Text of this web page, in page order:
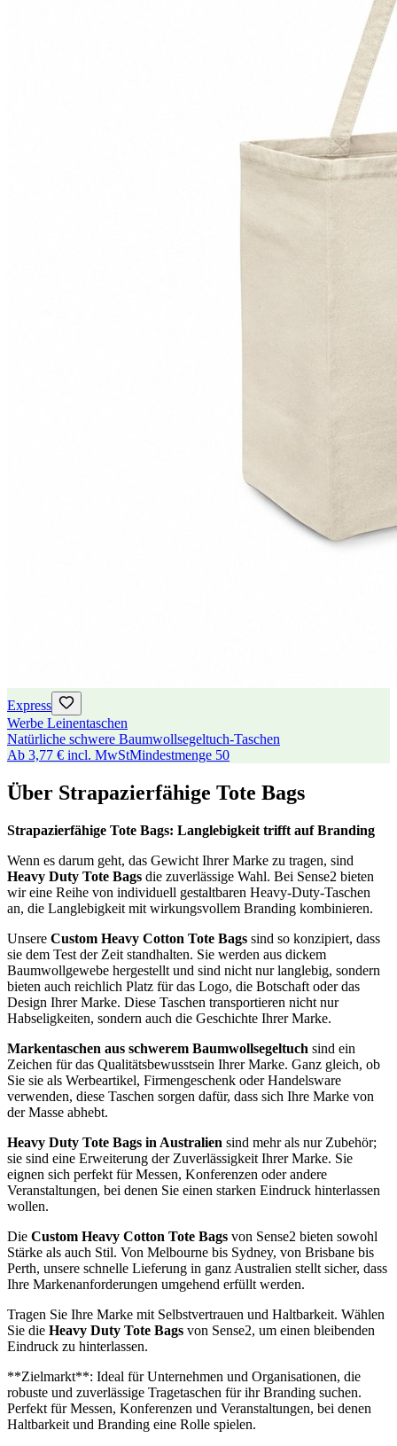
Express
Werbe Leinentaschen
Natürliche schwere Baumwollsegeltuch-Taschen
Ab 3,77 € incl. MwStMindestmenge 50
Über Strapazierfähige Tote Bags
Strapazierfähige Tote Bags: Langlebigkeit trifft auf Branding
Wenn es darum geht, das Gewicht Ihrer Marke zu tragen, sind
Heavy Duty Tote Bags die zuverlässige Wahl. Bei Sense2 bieten
wir eine Reihe von individuell gestaltbaren Heavy-Duty-Taschen
an, die Langlebigkeit mit wirkungsvollem Branding kombinieren.
Unsere Custom Heavy Cotton Tote Bags sind so konzipiert, dass
sie dem Test der Zeit standhalten. Sie werden aus dickem
Baumwollgewebe hergestellt und sind nicht nur langlebig, sondern
bieten auch reichlich Platz für das Logo, die Botschaft oder das
Design Ihrer Marke. Diese Taschen transportieren nicht nur
Habseligkeiten, sondern auch die Geschichte Ihrer Marke.
Markentaschen aus schwerem Baumwollsegeltuch sind ein
Zeichen für das Qualitätsbewusstsein Ihrer Marke. Ganz gleich, ob
Sie sie als Werbeartikel, Firmengeschenk oder Handelsware
verwenden, diese Taschen sorgen dafür, dass sich Ihre Marke von
der Masse abhebt.
Heavy Duty Tote Bags in Australien sind mehr als nur Zubehör;
sie sind eine Erweiterung der Zuverlässigkeit Ihrer Marke. Sie
eignen sich perfekt für Messen, Konferenzen oder andere
Veranstaltungen, bei denen Sie einen starken Eindruck hinterlassen
wollen.
Die Custom Heavy Cotton Tote Bags von Sense2 bieten sowohl
Stärke als auch Stil. Von Melbourne bis Sydney, von Brisbane bis
Perth, unsere schnelle Lieferung in ganz Australien stellt sicher, dass
Ihre Markenanforderungen umgehend erfüllt werden.
Tragen Sie Ihre Marke mit Selbstvertrauen und Haltbarkeit. Wählen
Sie die Heavy Duty Tote Bags von Sense2, um einen bleibenden
Eindruck zu hinterlassen.
**Zielmarkt**: Ideal für Unternehmen und Organisationen, die
robuste und zuverlässige Tragetaschen für ihr Branding suchen.
Perfekt für Messen, Konferenzen und Veranstaltungen, bei denen
Haltbarkeit und Branding eine Rolle spielen.